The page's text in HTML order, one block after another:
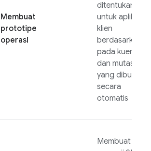
Membuat
prototipe
operasi
ditentukan
untuk aplikasi
klien
berdasarkan
pada kueri
dan mutasi
yang dibuat
secara
otomatis
Membuat dan